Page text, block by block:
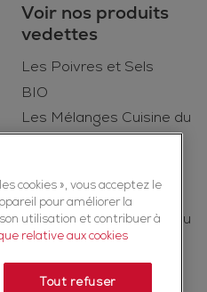
Voir nos produits
vedettes
Les Poivres et Sels
BIO
Les Mélanges Cuisine du
Les Épices
Les Mélanges Cuisine du
Monde
cookies », vous acceptez le
pour améliorer la
utilisation et contribuer à
relative aux cookies
Tout refuser